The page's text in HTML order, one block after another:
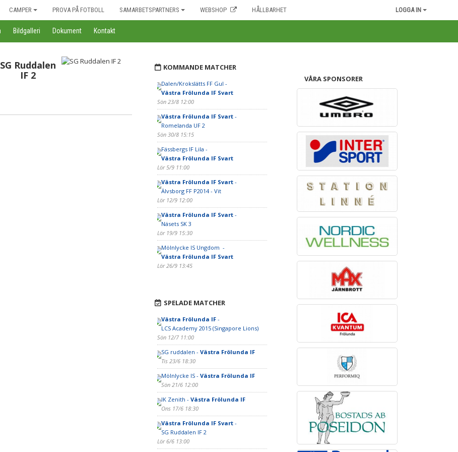
CAMPER PROVA PÅ FOTBOLL SAMARBETSPARTNERS WEBSHOP HÅLLBARHET LOGGA IN
Bildgalleri Dokument Kontakt
SG Ruddalen
IF 2
KOMMANDE MATCHER
Dalen/Krokslätts FF Gul -
Västra Frölunda IF Svart
Sön 23/8 12:00
Västra Frölunda IF Svart-
Romelanda UF 2
Sön 30/8 15:15
Fässbergs IF Lila -
Västra Frölunda IF Svart
Lör 5/9 11:00
Västra Frölunda IF Svart-
Älvsborg FF P2014 - Vit
Lör 12/9 12:00
Västra Frölunda IF Svart-
Näsets SK 3
Lör 19/9 15:30
Mölnlycke IS Ungdom -
Västra Frölunda IF Svart
Lör 26/9 13:45
SPELADE MATCHER
Västra Frölunda IF-
LCS Academy 2015 (Singapore Lions)
Sön 12/7 11:00
SG ruddalen - Västra Frölunda IF
Tis 23/6 18:30
Mölnlycke IS - Västra Frölunda IF
Sön 21/6 12:00
IK Zenith - Västra Frölunda IF
Ons 17/6 18:30
Västra Frölunda IF Svart-
SG Ruddalen IF 2
Lör 6/6 13:00
VÅRA SPONSORER